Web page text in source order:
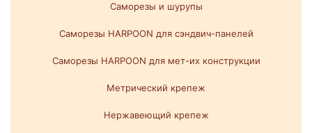
Саморезы и шурупы
Саморезы HARPOON для сэндвич-панелей
Саморезы HARPOON для мет-их конструкции
Метрический крепеж
Нержавеющий крепеж